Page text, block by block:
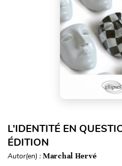
L’IDENTITÉ EN
ÉDITION
Autor(en) : Marchal Hervé